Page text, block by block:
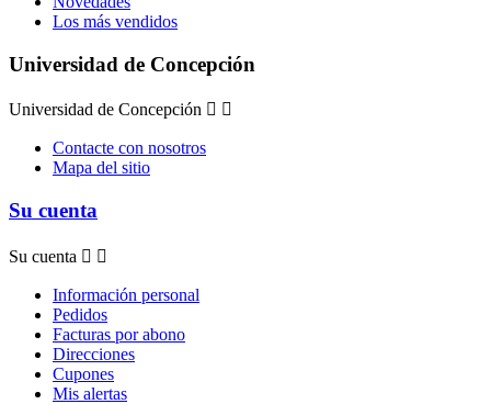
Los más vendidos
Universidad de Concepción
Universidad de Concepción  
Contacte con nosotros
Mapa del sitio
Su cuenta
Su cuenta  
Información personal
Pedidos
Facturas por abono
Direcciones
Cupones
Mis alertas